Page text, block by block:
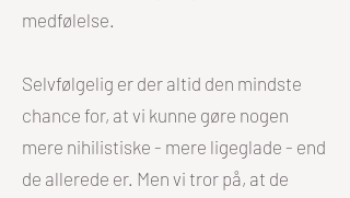
medfølelse.
Selvfølgelig er der altid den mindste
chance for, at vi kunne gøre nogen
mere nihilistiske - mere ligeglade - end
de allerede er. Men vi tror på, at de